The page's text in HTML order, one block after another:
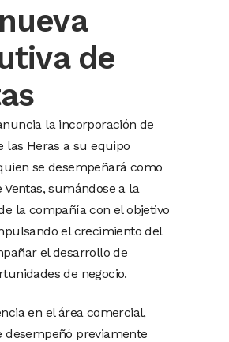
de
la incorporación de
las Heras a su equipo
se desempeñará como
Ventas, sumándose a la
la compañía con el objetivo
el crecimiento del
el desarrollo de
de negocio.
en el área comercial,
desempeñó previamente